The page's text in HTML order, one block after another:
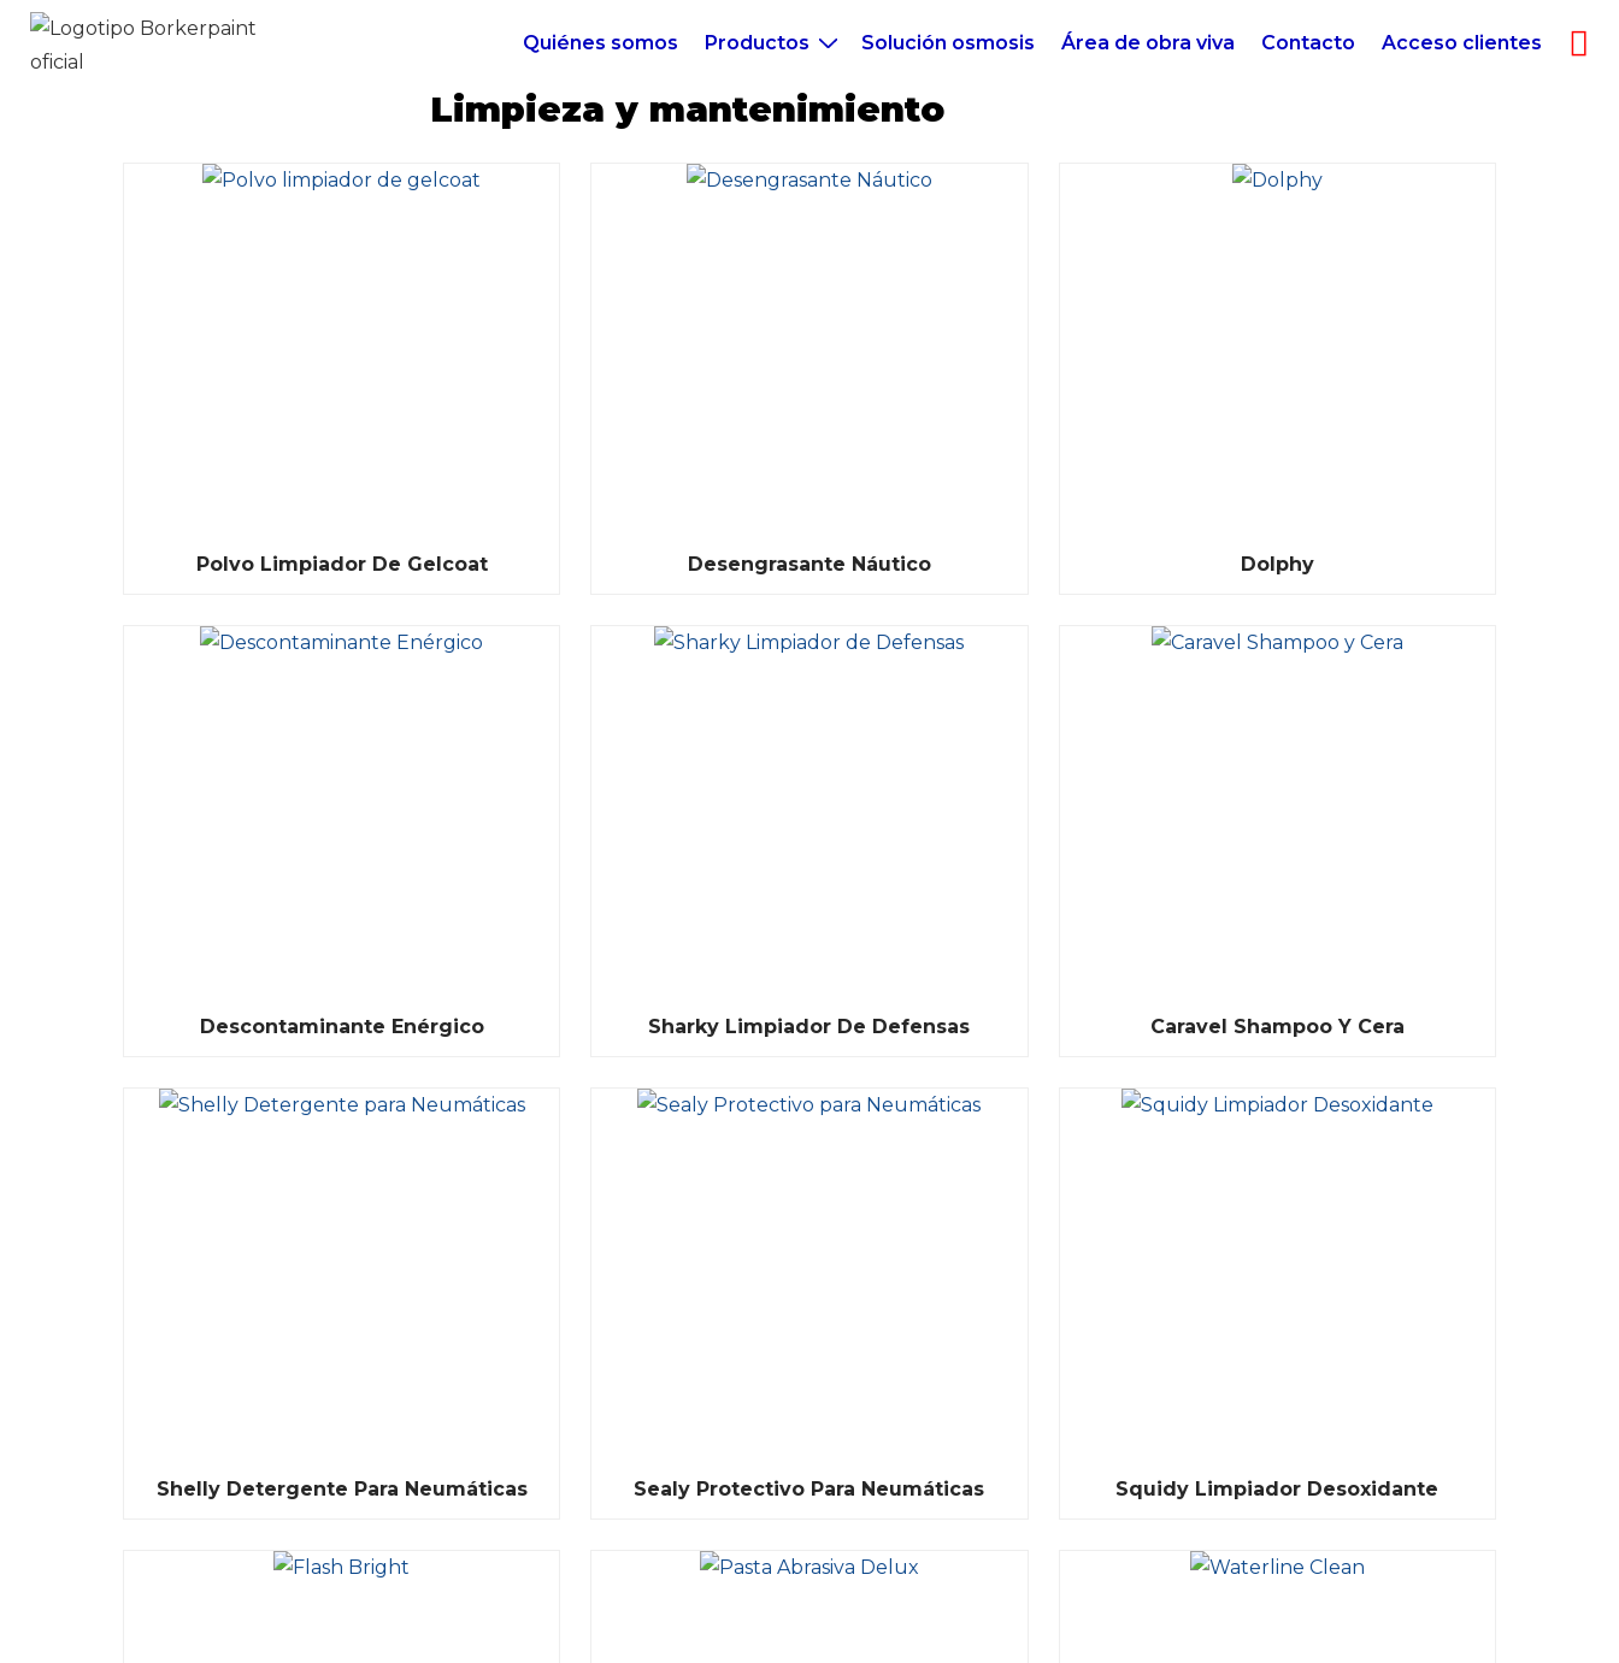
Quiénes somos Productos Solución osmosis Área de obra viva Contacto Acceso clientes
Limpieza y mantenimiento
Polvo Limpiador De Gelcoat Desengrasante Náutico Dolphy
Descontaminante Enérgico Sharky Limpiador De Defensas Caravel Shampoo Y Cera
Shelly Detergente Para Neumáticas Sealy Protectivo Para Neumáticas Squidy Limpiador Desoxidante